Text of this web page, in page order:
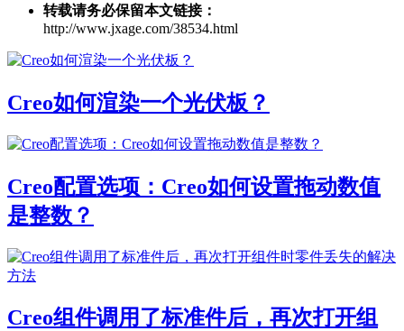
转载请务必保留本文链接：
http://www.jxage.com/38534.html
Creo如何渲染一个光伏板？
Creo配置选项：Creo如何设置拖动数值
是整数？
Creo组件调用了标准件后，再次打开组